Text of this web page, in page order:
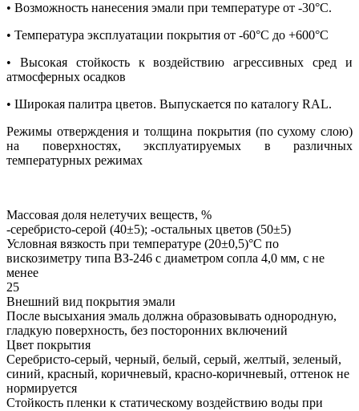
• Возможность нанесения эмали при температуре от -30°С.
• Температура эксплуатации покрытия от -60°С до +600°С
• Высокая стойкость к воздействию агрессивных сред и
атмосферных осадков
• Широкая палитра цветов. Выпускается по каталогу RAL.
Режимы отверждения и толщина покрытия (по сухому слою)
на поверхностях, эксплуатируемых в различных
температурных режимах
Массовая доля нелетучих веществ, %
-серебристо-серой (40±5); -остальных цветов (50±5)
Условная вязкость при температуре (20±0,5)°С по
вискозиметру типа ВЗ-246 с диаметром сопла 4,0 мм, с не
менее
25
Внешний вид покрытия эмали
После высыхания эмаль должна образовывать однородную,
гладкую поверхность, без посторонних включений
Цвет покрытия
Серебристо-серый, черный, белый, серый, желтый, зеленый,
синий, красный, коричневый, красно-коричневый, оттенок не
нормируется
Стойкость пленки к статическому воздействию воды при